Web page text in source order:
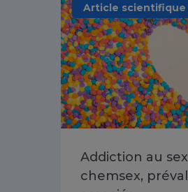
Article scientifique
Addiction au
chemsex,